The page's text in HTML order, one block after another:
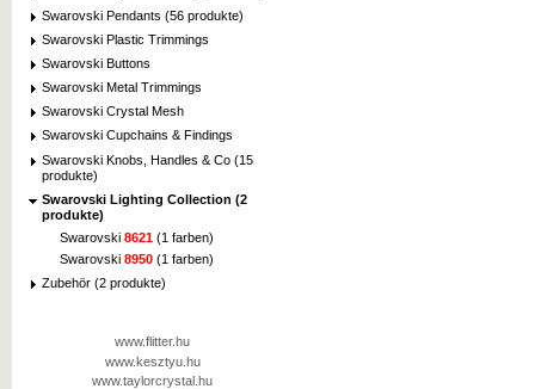
Swarovski Pendants (56 produkte)
Swarovski Plastic Trimmings
Swarovski Buttons
Swarovski Metal Trimmings
Swarovski Crystal Mesh
Swarovski Cupchains & Findings
Swarovski Knobs, Handles & Co (15
produkte)
Swarovski Lighting Collection (2
produkte)
Swarovski 8621 (1 farben)
Swarovski 8950 (1 farben)
Zubehör (2 produkte)
www.flitter.hu
www.kesztyu.hu
www.taylorcrystal.hu